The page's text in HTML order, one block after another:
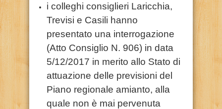
i colleghi consiglieri Laricchia,
Trevisi e Casili hanno
presentato una interrogazione
(Atto Consiglio N. 906) in data
5/12/2017 in merito allo Stato di
attuazione delle previsioni del
Piano regionale amianto, alla
quale non è mai pervenuta